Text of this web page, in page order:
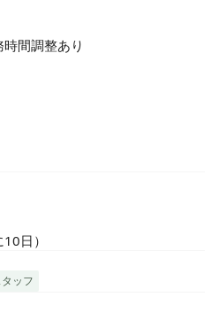
間調整あり
日）
ッフ